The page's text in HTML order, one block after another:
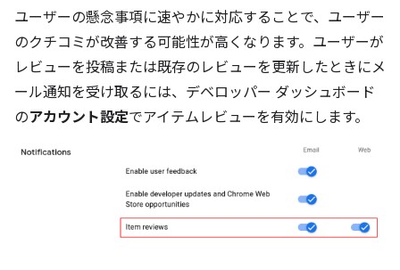
ユーザーの懸念事項に速やかに対応することで、ユーザー
のクチコミが改善する可能性が高くなります。ユーザーが
レビューを投稿または既存のレビューを更新したときにメ
ール通知を受け取るには、デベロッパー ダッシュボード
のアカウント設定でアイテムレビューを有効にします。